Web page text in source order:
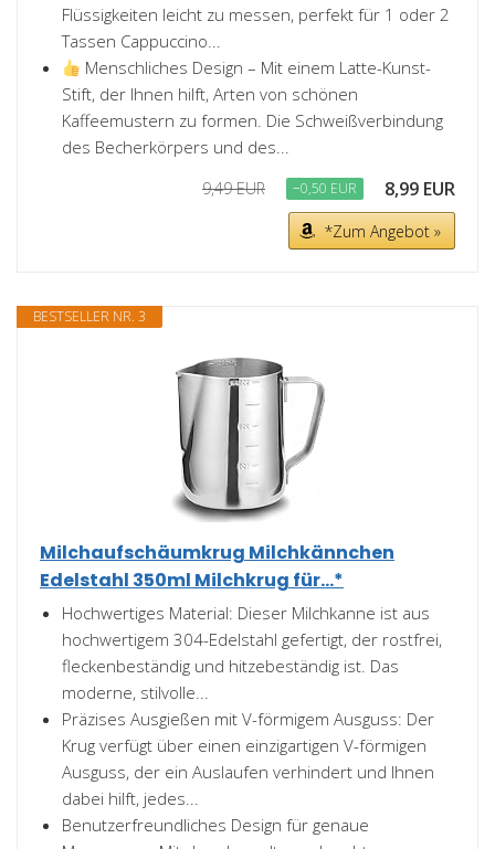
Flüssigkeiten leicht zu messen, perfekt für 1 oder 2
Tassen Cappuccino...
Menschliches Design – Mit einem Latte-Kunst-
Stift, der Ihnen hilft, Arten von schönen
Kaffeemustern zu formen. Die Schweißverbindung
des Becherkörpers und des...
9,49 EUR −0,50 EUR 8,99 EUR
*Zum Angebot »
BESTSELLER NR. 3
Milchaufschäumkrug Milchkännchen
Edelstahl 350ml Milchkrug für...*
Hochwertiges Material: Dieser Milchkanne ist aus
hochwertigem 304-Edelstahl gefertigt, der rostfrei,
fleckenbeständig und hitzebeständig ist. Das
moderne, stilvolle...
Präzises Ausgießen mit V-förmigem Ausguss: Der
Krug verfügt über einen einzigartigen V-förmigen
Ausguss, der ein Auslaufen verhindert und Ihnen
dabei hilft, jedes...
Benutzerfreundliches Design für genaue